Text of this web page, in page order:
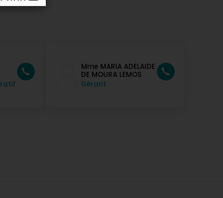
Mme MARIA ADELAIDE
DE MOURA LEMOS
Gérant